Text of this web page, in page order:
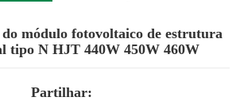
do módulo fotovoltaico de estrutura
tipo N HJT 440W 450W 460W
Partilhar: